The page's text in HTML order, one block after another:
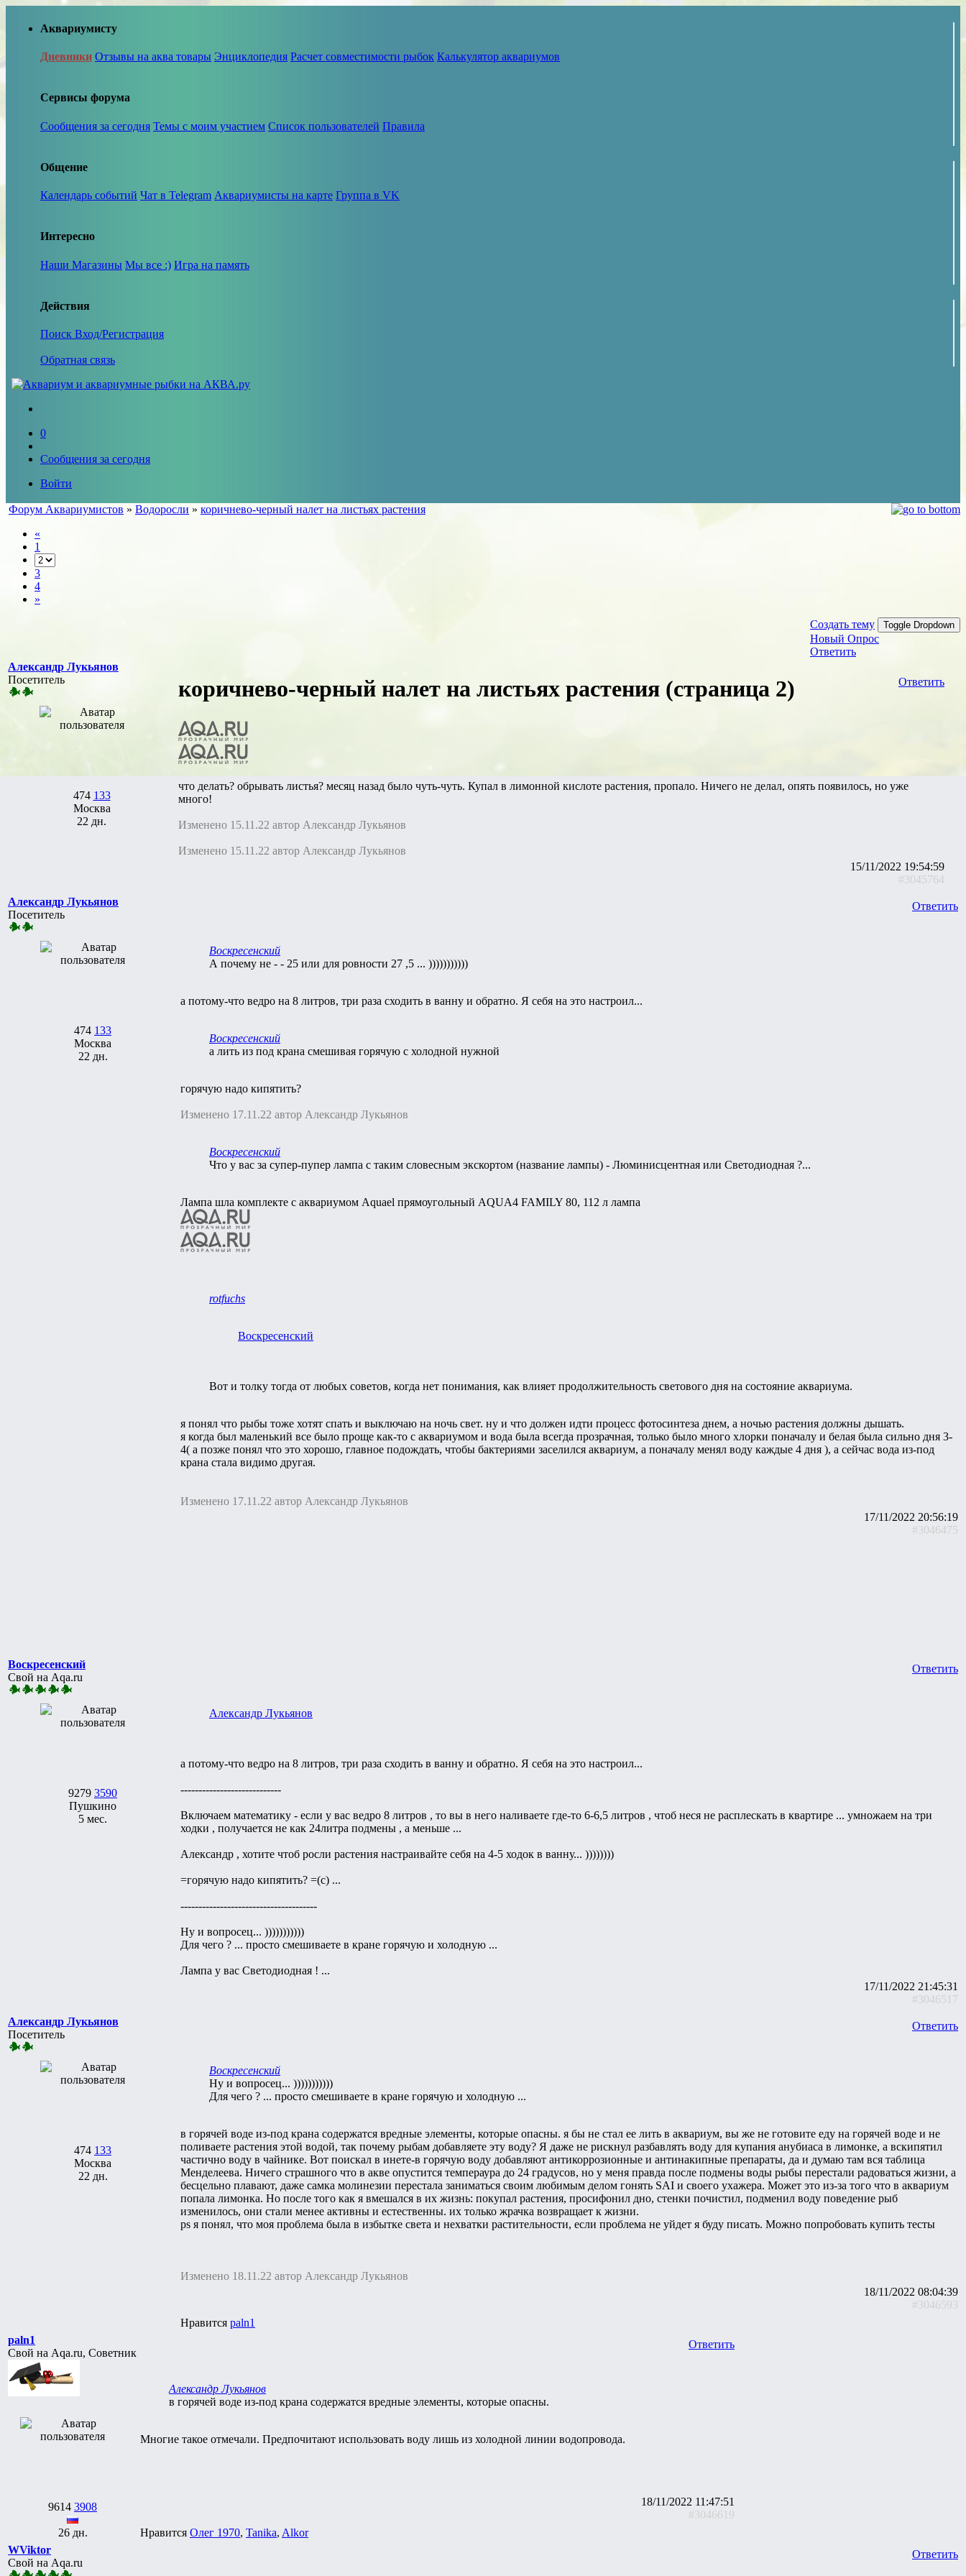
Аквариумисту
Дневники Отзывы на аква товары Энциклопедия Расчет совместимости рыбок Калькулятор аквариумов
Сервисы форума
Сообщения за сегодня Темы с моим участием Список пользователей Правила
Общение
Календарь событий Чат в Telegram Аквариумисты на карте Группа в VK
Интересно
Наши Магазины Мы все :) Игра на память
Действия
Поиск Вход/Регистрация
Обратная связь
0
Сообщения за сегодня
Войти
Форум Аквариумистов » Водоросли » коричнево-черный налет на листьях растения
«
1
3
4
»
Создать тему Toggle Dropdown
Новый Опрос
Ответить
Александр Лукьянов
Посетитель
474 133
Москва
22 дн.
Ответить
коричнево-черный налет на листьях растения (страница 2)
что делать? обрывать листья? месяц назад было чуть-чуть. Купал в лимонной кислоте растения, пропало. Ничего не делал, опять появилось, но уже
много!
Изменено 15.11.22 автор Александр Лукьянов
Изменено 15.11.22 автор Александр Лукьянов
15/11/2022 19:54:59
#3045764
Александр Лукьянов
Посетитель
474 133
Москва
22 дн.
Ответить
Воскресенский
А почему не - - 25 или для ровности 27 ,5 ... )))))))))))
а потому-что ведро на 8 литров, три раза сходить в ванну и обратно. Я себя на это настроил...
Воскресенский
а лить из под крана смешивая горячую с холодной нужной
горячую надо кипятить?
Изменено 17.11.22 автор Александр Лукьянов
Воскресенский
Что у вас за супер-пупер лампа с таким словесным экскортом (название лампы) - Люминисцентная или Светодиодная ?...
Лампа шла комплекте с аквариумом Aquael прямоугольный AQUA4 FAMILY 80, 112 л лампа
rotfuchs
Воскресенский
Вот и толку тогда от любых советов, когда нет понимания, как влияет продолжительность светового дня на состояние аквариума.
я понял что рыбы тоже хотят спать и выключаю на ночь свет. ну и что должен идти процесс фотосинтеза днем, а ночью растения должны дышать.
я когда был маленький все было проще как-то с аквариумом и вода была всегда прозрачная, только было много хлорки поначалу и белая была сильно дня 3-
4( а позже понял что это хорошо, главное подождать, чтобы бактериями заселился аквариум, а поначалу менял воду каждые 4 дня ), а сейчас вода из-под
крана стала видимо другая.
Изменено 17.11.22 автор Александр Лукьянов
17/11/2022 20:56:19
#3046475
Воскресенский
Свой на Aqa.ru
9279 3590
Пушкино
5 мес.
Ответить
Александр Лукьянов
а потому-что ведро на 8 литров, три раза сходить в ванну и обратно. Я себя на это настроил...
----------------------------
Включаем математику - если у вас ведро 8 литров , то вы в него наливаете где-то 6-6,5 литров , чтоб неся не расплескать в квартире ... умножаем на три
ходки , получается не как 24литра подмены , а меньше ...
Александр , хотите чтоб росли растения настраивайте себя на 4-5 ходок в ванну... ))))))))
=горячую надо кипятить? =(с) ...
--------------------------------------
Ну и вопросец... )))))))))))
Для чего ? ... просто смешиваете в кране горячую и холодную ...
Лампа у вас Светодиодная ! ...
17/11/2022 21:45:31
#3046517
Александр Лукьянов
Посетитель
474 133
Москва
22 дн.
Ответить
Воскресенский
Ну и вопросец... )))))))))))
Для чего ? ... просто смешиваете в кране горячую и холодную ...
в горячей воде из-под крана содержатся вредные элементы, которые опасны. я бы не стал ее лить в аквариум, вы же не готовите еду на горячей воде и не
поливаете растения этой водой, так почему рыбам добавляете эту воду? Я даже не рискнул разбавлять воду для купания анубиаса в лимонке, а вскипятил
частично воду в чайнике. Вот поискал в инете-в горячую воду добавляют антикоррозионные и антинакипные препараты, да и думаю там вся таблица
Менделеева. Ничего страшного что в акве опустится темпераура до 24 градусов, но у меня правда после подмены воды рыбы перестали радоваться жизни, а
бесцельно плавают, даже самка молинезии перестала заниматься своим любимым делом гонять SAI и своего ухажера. Может это из-за того что в аквариум
попала лимонка. Но после того как я вмешался в их жизнь: покупал растения, просифонил дно, стенки почистил, подменил воду поведение рыб
изменилось, они стали менее активны и естественны. их только жрачка возвращает к жизни.
ps я понял, что моя проблема была в избытке света и нехватки растительности, если проблема не уйдет я буду писать. Можно попробовать купить тесты
Изменено 18.11.22 автор Александр Лукьянов
18/11/2022 08:04:39
#3046593
Нравится paln1
paln1
Свой на Aqa.ru, Советник
9614 3908
26 дн.
Ответить
Александр Лукьянов
в горячей воде из-под крана содержатся вредные элементы, которые опасны.
Многие такое отмечали. Предпочитают использовать воду лишь из холодной линии водопровода.
18/11/2022 11:47:51
#3046619
Нравится Олег 1970, Tanika, Alkor
WViktor
Свой на Aqa.ru
Ответить